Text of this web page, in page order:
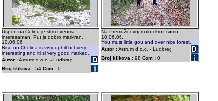
Uspon na Čelinu je strm i veoma
interesantan. Put je dobro markiran.
10.06.06
Rise on Chelina is very uphill but very
interesting and iti si very good marked.
Autor :Astrum d.o.o. - Ludbreg
Broj klikova : 54 Com : 0
Na Premužićevoj malo i kroz šumu.
10.06.06.
You must little gou and over nice forest.
Autor :Astrum d.o.o. - Ludbreg
Broj klikova : 98 Com : 0